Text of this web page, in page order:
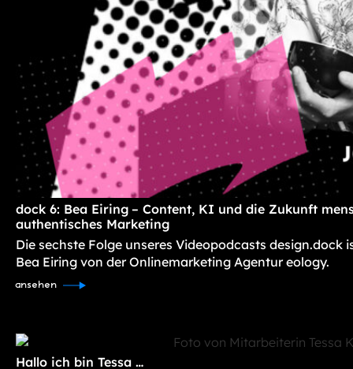
dock 6: Bea Eiring – Content, KI und die Zukunft
authentisches Marketing
Die sechste Folge unseres Videopodcasts design.dock
Bea Eiring von der Onlinemarketing Agentur eology.
ansehen
Hallo ich bin Tessa …